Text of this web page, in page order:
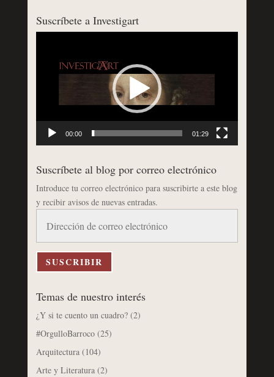
Suscríbete a Investigart
00:00 01:29
Suscríbete al blog por correo electrónico
Introduce tu correo electrónico para suscribirte a este blog
y recibir avisos de nuevas entradas.
correo
electrónico
SUSCRIBIR
Temas de nuestro interés
¿Y si te cuento un cuadro?(2)
#OrgulloBarroco(25)
Arquitectura(104)
Arte y Literatura(2)